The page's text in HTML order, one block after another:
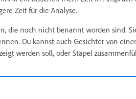
Zeit für die Analyse.
die noch nicht benannt worden sind.
Du kannst auch Gesichter von
werden soll, oder Stapel